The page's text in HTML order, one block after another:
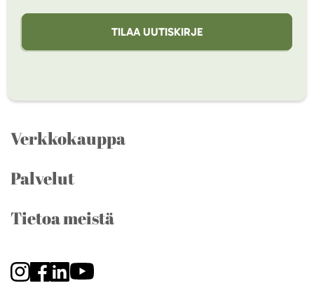
TILAA UUTISKIRJE
Verkkokauppa
Palvelut
Tietoa meistä